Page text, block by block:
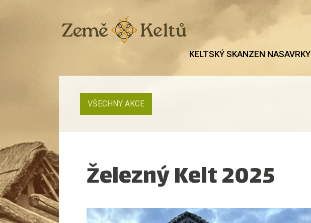
KELTSKÝ SKANZEN NASAVRKY
VŠECHNY AKCE
Železný Kelt 2025